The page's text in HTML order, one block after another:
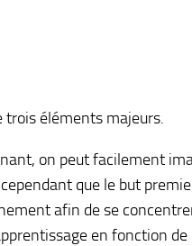
trois éléments majeurs.
on peut facilement
que le but
afin de se
en fonction de